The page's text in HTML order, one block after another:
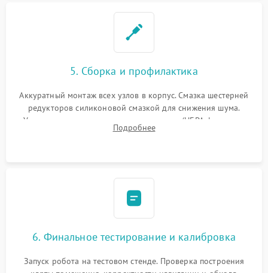
5. Сборка и профилактика
Аккуратный монтаж всех узлов в корпус. Смазка шестерней
редукторов силиконовой смазкой для снижения шума.
Установка новых расходных материалов (HEPA-фильтров,
микрофибры, щеток). Надежная фиксация разъемов и
Подробнее
6. Финальное тестирование и калибровка
Запуск робота на тестовом стенде. Проверка построения